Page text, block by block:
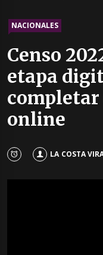
NACIONALES
Censo
etapa
online
LA COSTA